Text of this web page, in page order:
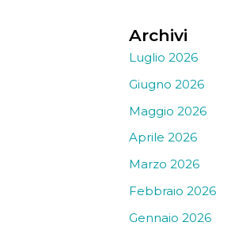
Archivi
Luglio 2026
Giugno 2026
Maggio 2026
Aprile 2026
Marzo 2026
Febbraio 2026
Gennaio 2026